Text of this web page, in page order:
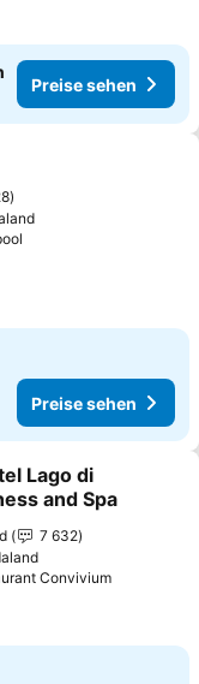
Preise sehen
hinzufügen
Preise sehen
hinzufügen
Lago di
and Spa
7 632
ConviviumPreise